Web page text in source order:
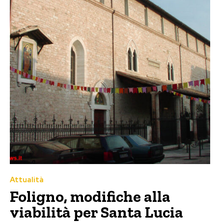
Attualità
Foligno, modifiche alla
viabilità per Santa Lucia